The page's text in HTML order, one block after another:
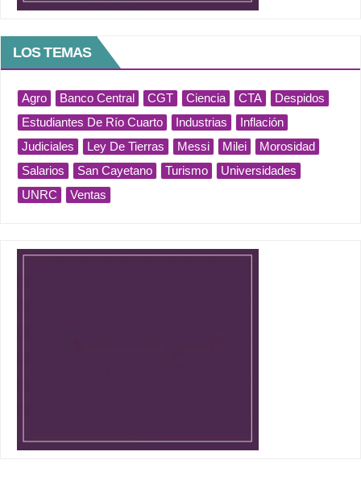
LOS TEMAS
Agro Banco Central CGT Ciencia CTA
Despidos
Estudiantes De Río Cuarto
Industrias
Inflación
Judiciales
Ley De Tierras Messi Milei
Morosidad
Salarios
San Cayetano Turismo
Universidades
UNRC
Ventas